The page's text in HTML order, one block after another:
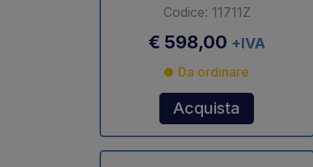
Codice: 11711Z
€ 598,00 +IVA
Da ordinare
Acquista